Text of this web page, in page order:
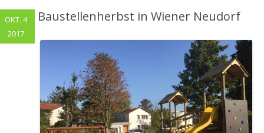
Baustellenherbst in Wiener Neudorf
OKT. 4
2017